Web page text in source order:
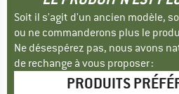
Soit il s'agit d'un ancien modèle,
ou ne commanderons plus le
Ne désespérez pas, nous avons
de rechange à vous proposer :
PRODUITS